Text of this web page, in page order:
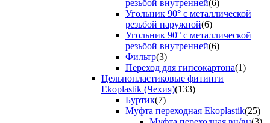
резьбой внутренней(6)
Угольник 90° с металлической
резьбой наружной(6)
Угольник 90° с металлической
резьбой внутренней(6)
Фильтр(3)
Переход для гипсокартона(1)
Цельнопластиковые фитинги
Ekoplastik (Чехия)(133)
Буртик(7)
Муфта переходная Ekoplastik(25)